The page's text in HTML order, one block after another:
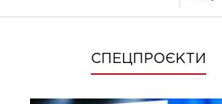
СПЕЦПРОЄКТИ